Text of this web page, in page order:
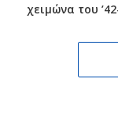
χειμώνα του